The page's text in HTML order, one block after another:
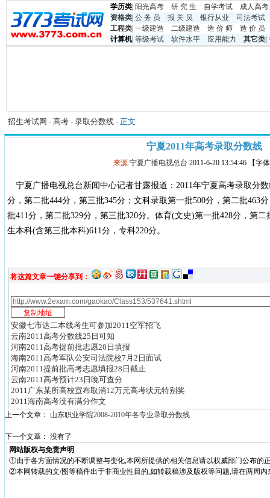
学历类 阳光高考 研 究 生 自学考试
成人高考
资格类 公 务 员 报 关 员 银行从业
司法考试
工程类 一级建造 二级建造 造 价 师
造 价 员
计算机| 等级考试 软件水平 应用能力 其它类
招生考试网 - 高考 - 录取分数线 - 正文
宁夏2011年高考录取分数线
来源:宁夏广播电视总台 2011-6-20 13:54:46 【字
宁夏广播电视总台新闻中心记者甘露报道：2011年宁夏高考录取分
分，第二批444分，第三批345分；文科录取第一批500分，第二批463
批411分，第二批329分，第三批320分。体育(文史)第一批428分，第
生本科(含第三批本科)611分，专科220分。
将这篇文章一键分享到：
安徽七市达二本线考生可参加2011空军招飞
云南2011高考分数线25日可知
河南2011高考提前批志愿20日填报
海南2011高考军队公安司法院校7月2日面试
河南2011提前批高考志愿填报28日截止
云南2011高考预计23日晚可查分
2011广东某所高校宣布取消12万元高考状元特别奖
2011海南高考没有满分作文
上一个文章： 山东职业学院2008-2010年各专业录取分数线
下一个文章： 没有了
网站版权与免责声明
①由于各方面情况的不断调整与变化,本网所提供的相关信息请以权威部门公布的
②本网转载的文/图等稿件出于非商业性目的,如转载稿涉及版权等问题,请在两周内